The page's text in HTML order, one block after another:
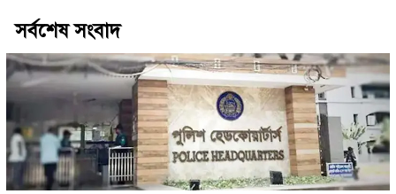
সর্বশেষ সংবাদ